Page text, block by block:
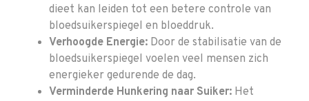
dieet kan leiden tot een betere controle van
bloedsuikerspiegel en bloeddruk.
Verhoogde Energie: Door de stabilisatie van de
bloedsuikerspiegel voelen veel mensen zich
energieker gedurende de dag.
Verminderde Hunkering naar Suiker: Het